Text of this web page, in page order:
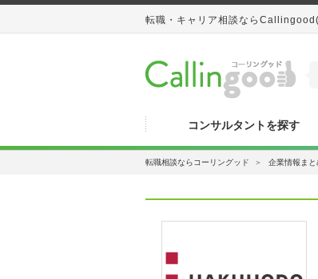
転職・キャリア相談なら
コンサルタントを探す
転職相談ならコーリングッド ＞ 企業情報ま